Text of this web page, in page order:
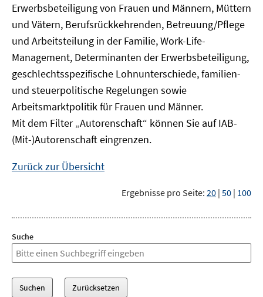
Erwerbsbeteiligung von Frauen und Männern, Müttern
und Vätern, Berufsrückkehrenden, Betreuung/Pflege
und Arbeitsteilung in der Familie, Work-Life-
Management, Determinanten der Erwerbsbeteiligung,
geschlechtsspezifische Lohnunterschiede, familien-
und steuerpolitische Regelungen sowie
Arbeitsmarktpolitik für Frauen und Männer.
Mit dem Filter „Autorenschaft“ können Sie auf IAB-
(Mit-)Autorenschaft eingrenzen.
Zurück zur Übersicht
Ergebnisse pro Seite: 20 | 50 | 100
Suche